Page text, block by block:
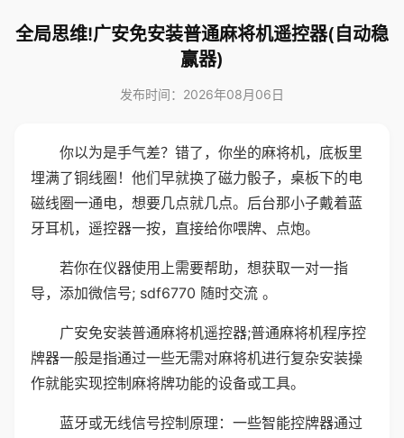
全局思维!广安免安装普通麻将机遥控器(自动稳
赢器)
发布时间：2026年08月06日
你以为是手气差？错了，你坐的麻将机，底板里
埋满了铜线圈！他们早就换了磁力骰子，桌板下的电
磁线圈一通电，想要几点就几点。后台那小子戴着蓝
牙耳机，遥控器一按，直接给你喂牌、点炮。
若你在仪器使用上需要帮助，想获取一对一指
导，添加微信号; sdf6770 随时交流 。
广安免安装普通麻将机遥控器;普通麻将机程序控
牌器一般是指通过一些无需对麻将机进行复杂安装操
作就能实现控制麻将牌功能的设备或工具。
蓝牙或无线信号控制原理：一些智能控牌器通过